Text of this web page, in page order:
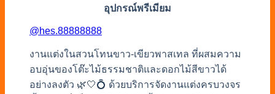
อุปกรณ์พรีเมียม
@hes.88888888
งานแต่งในสวนโทนขาว-เขียวพาสเทล ที่ผสมความ
อบอุ่นของโต๊ะไม้ธรรมชาติและดอกไม้สีขาวได้
อย่างลงตัว 🌿🤍💍 ด้วยบริการจัดงานแต่งครบวงจร